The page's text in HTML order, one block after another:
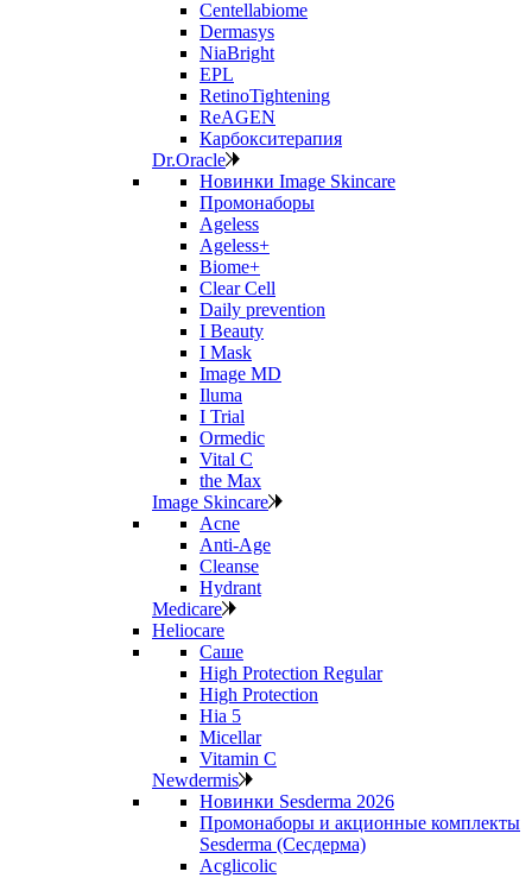
Centellabiome
Dermasys
NiaBright
EPL
RetinoTightening
ReAGEN
Карбокситерапия
Dr.Oracle
Новинки Image Skincare
Промонаборы
Ageless
Ageless+
Biome+
Clear Cell
Daily prevention
I Beauty
I Mask
Image MD
Iluma
I Trial
Ormedic
Vital C
the Max
Image Skincare
Acne
Anti‑Age
Cleanse
Hydrant
Medicare
Heliocare
Саше
High Protection Regular
High Protection
Hia 5
Micellar
Vitamin C
Newdermis
Новинки Sesderma 2026
Промонаборы и акционные комплекты
Sesderma (Сесдерма)
Acglicolic